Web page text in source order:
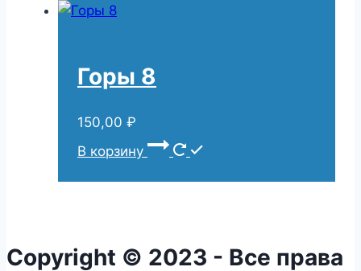
Горы 8
150,00 ₽
В корзину
Copyright © 2023 - Все права